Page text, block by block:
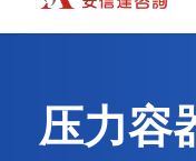
压力容